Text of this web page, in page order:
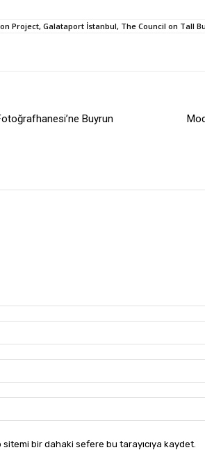
Project, Galataport İstanbul, The Council on Tall
Buyrun
sitemi bir dahaki sefere bu tarayıcıya kaydet.